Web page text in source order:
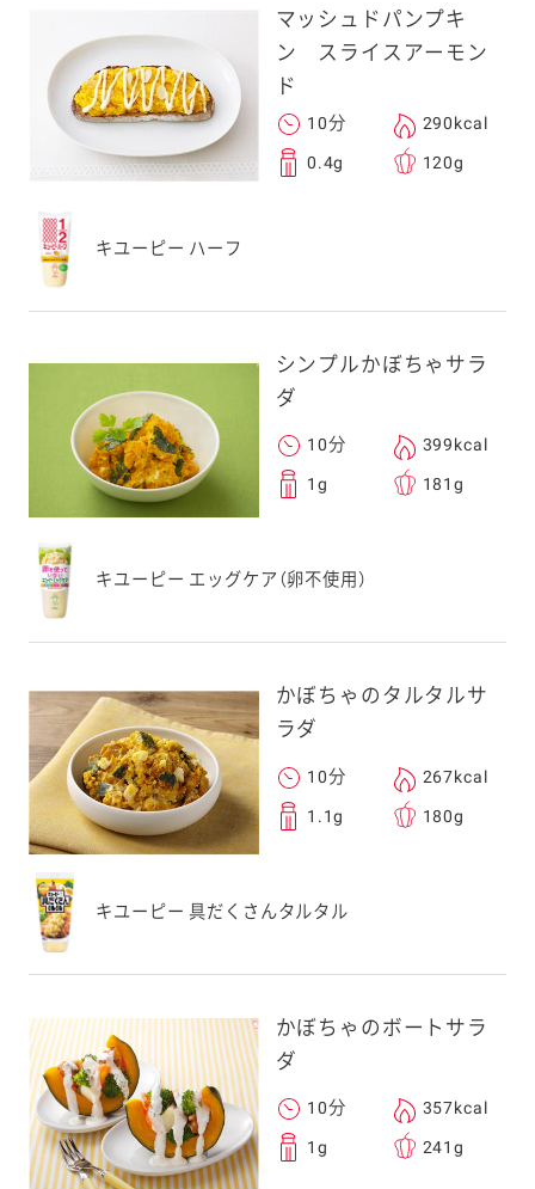
マッシュドパンプキ
ン スライスアーモン
ド
10分 290kcal
0.4g 120g
キユーピー ハーフ
シンプルかぼちゃサラ
ダ
10分 399kcal
1g 181g
キユーピー エッグケア（卵不使用）
かぼちゃのタルタルサ
ラダ
10分 267kcal
1.1g 180g
キユーピー 具だくさんタルタル
かぼちゃのボートサラ
ダ
10分 357kcal
1g 241g